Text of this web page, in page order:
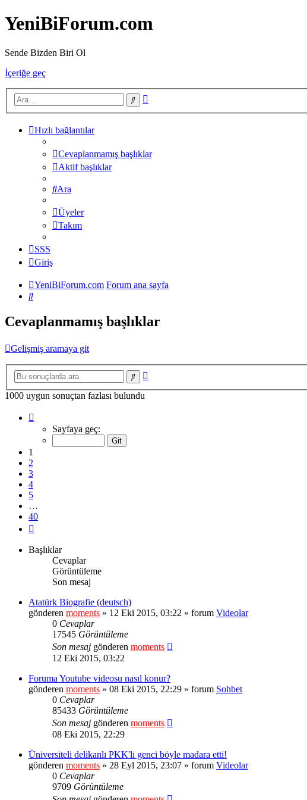
YeniBiForum.com
Sende Bizden Biri Ol
İçeriğe geç
Ara
Hızlı bağlantılar
Cevaplanmamış başlıklar
Aktif başlıklar
Ara
Üyeler
Takım
SSS
Giriş
YeniBiForum.com Forum ana sayfa
Ara
Cevaplanmamış başlıklar
Gelişmiş aramaya git
Ara
1000 uygun sonuçtan fazlası bulundu
sayfa
(Toplam
Sayfaya geç:
1
2
3
4
5
…
40
Başlıklar
Cevaplar
Görüntüleme
Son mesaj
Atatürk Biografie (deutsch)
gönderen moments » 12 Eki 2015, 03:22 » forum Videolar
0 Cevaplar
17545 Görüntüleme
Son mesaj gönderen moments
12 Eki 2015, 03:22
Foruma Youtube videosu nasıl konur?
gönderen moments » 08 Eki 2015, 22:29 » forum Sohbet
0 Cevaplar
85433 Görüntüleme
Son mesaj gönderen moments
08 Eki 2015, 22:29
Üniversiteli delikanlı PKK'lı genci böyle madara etti!
gönderen moments » 28 Eyl 2015, 23:07 » forum Videolar
0 Cevaplar
9709 Görüntüleme